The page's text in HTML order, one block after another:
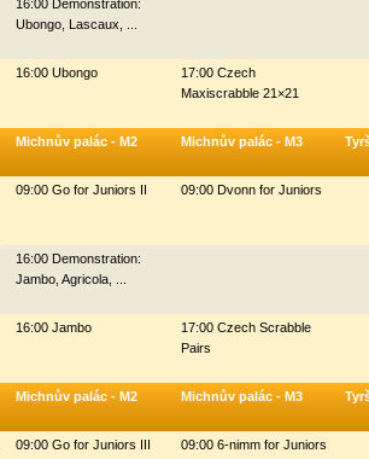
16:00 Demonstration:
Ubongo, Lascaux, ...
16:00 Ubongo
17:00 Czech
Maxiscrabble 21×21
Michnův palác - M2 Michnův palác - M3
09:00 Go for Juniors II 09:00 Dvonn for Juniors
16:00 Demonstration:
Jambo, Agricola, ...
16:00 Jambo
17:00 Czech Scrabble
Pairs
Michnův palác - M2 Michnův palác - M3
09:00 Go for Juniors III 09:00 6-nimm for Juniors